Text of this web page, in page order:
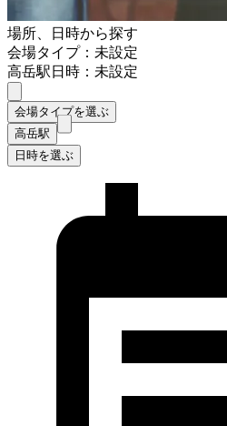
場所、日時から探す
会場タイプ：未設定
高岳駅日時：未設定
会場タイプを選ぶ
高岳駅
日時を選ぶ